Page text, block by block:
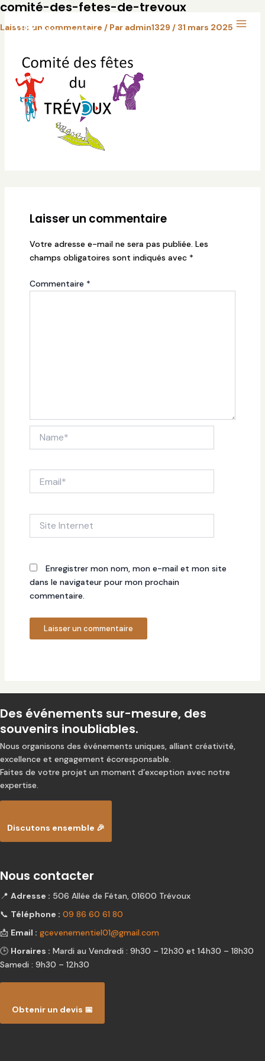
Aller
contenu
Menu
comité-des-fetes-de-trevoux
Laisser un commentaire / Par admin1329 / 31 mars 2025
Laisser un commentaire
Votre adresse e-mail ne sera pas publiée. Les
champs obligatoires sont indiqués avec *
Commentaire *
Internet
Enregistrer mon nom, mon e-mail et mon site
dans le navigateur pour mon prochain
commentaire.
Des événements sur-mesure, des
souvenirs inoubliables.
Nous organisons des événements uniques, alliant créativité,
excellence et engagement écoresponsable.
Faites de votre projet un moment d’exception avec notre
expertise.
Discutons ensemble 🎉
Nous contacter
📍 Adresse : 506 Allée de Fétan, 01600 Trévoux
📞 Téléphone : 09 86 60 61 80
📩 Email : gcevenementiel01@gmail.com
🕒 Horaires : Mardi au Vendredi : 9h30 – 12h30 et 14h30 – 18h30
Samedi : 9h30 – 12h30
Obtenir un devis 📅